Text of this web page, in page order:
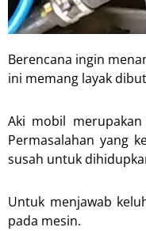
Berencana ingin
ini memang layak
Aki mobil
Permasalahan yang
susah untuk
Untuk menjawab
pada mesin.